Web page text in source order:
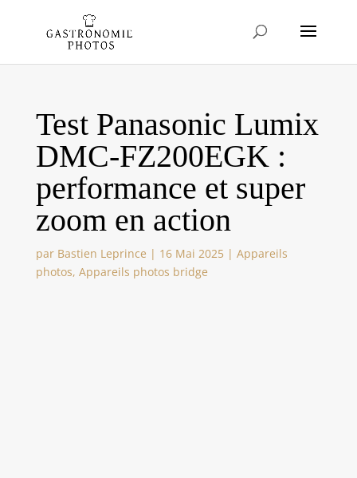
Test Panasonic Lumix
DMC-FZ200EGK :
performance et super
zoom en action
par Bastien Leprince | 16 Mai 2025| Appareils
photos, Appareils photos bridge